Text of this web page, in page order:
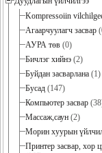
Kompressoiin
Агаарчуулагч засвар
АУРА төв (0)
Бичлэг хийнэ (2)
Буйдан засварлана (1)
Бусад (147)
Компьютер засвар
Массаж,саун (2)
Морин хуурын
Принтер засвар, хор